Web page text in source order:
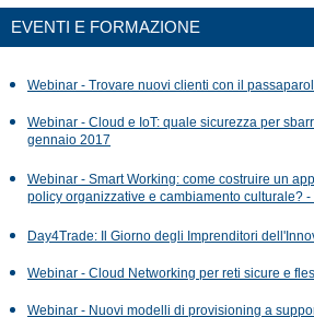
EVENTI E FORMAZIONE
Webinar - Trovare nuovi clienti con il
Webinar - Cloud e IoT: quale sicurezza per
gennaio 2017
Webinar - Smart Working: come costruire un
policy organizzative e cambiamento culturale?
Day4Trade: Il Giorno degli Imprenditori
Webinar - Cloud Networking per reti sicure e
Webinar - Nuovi modelli di provisioning a